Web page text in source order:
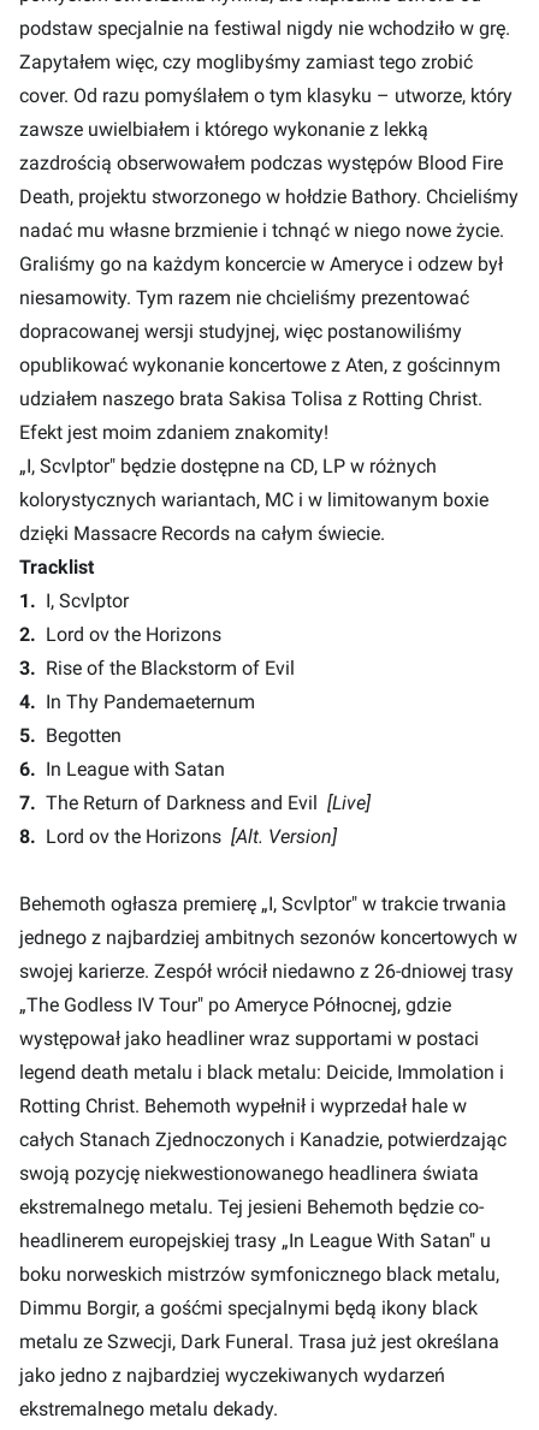
podstaw specjalnie na festiwal nigdy nie wchodziło w grę.
Zapytałem więc, czy moglibyśmy zamiast tego zrobić
cover. Od razu pomyślałem o tym klasyku – utworze, który
zawsze uwielbiałem i którego wykonanie z lekką
zazdrością obserwowałem podczas występów Blood Fire
Death, projektu stworzonego w hołdzie Bathory. Chcieliśmy
nadać mu własne brzmienie i tchnąć w niego nowe życie.
Graliśmy go na każdym koncercie w Ameryce i odzew był
niesamowity. Tym razem nie chcieliśmy prezentować
dopracowanej wersji studyjnej, więc postanowiliśmy
opublikować wykonanie koncertowe z Aten, z gościnnym
udziałem naszego brata Sakisa Tolisa z Rotting Christ.
Efekt jest moim zdaniem znakomity!
„I, Scvlptor" będzie dostępne na CD, LP w różnych
kolorystycznych wariantach, MC i w limitowanym boxie
dzięki Massacre Records na całym świecie.
Tracklist
1. I, Scvlptor
2. Lord ov the Horizons
3. Rise of the Blackstorm of Evil
4. In Thy Pandemaeternum
5. Begotten
6. In League with Satan
7. The Return of Darkness and Evil [Live]
8. Lord ov the Horizons [Alt. Version]
Behemoth ogłasza premierę „I, Scvlptor" w trakcie trwania
jednego z najbardziej ambitnych sezonów koncertowych w
swojej karierze. Zespół wrócił niedawno z 26-dniowej trasy
„The Godless IV Tour" po Ameryce Północnej, gdzie
występował jako headliner wraz supportami w postaci
legend death metalu i black metalu: Deicide, Immolation i
Rotting Christ. Behemoth wypełnił i wyprzedał hale w
całych Stanach Zjednoczonych i Kanadzie, potwierdzając
swoją pozycję niekwestionowanego headlinera świata
ekstremalnego metalu. Tej jesieni Behemoth będzie co-
headlinerem europejskiej trasy „In League With Satan" u
boku norweskich mistrzów symfonicznego black metalu,
Dimmu Borgir, a gośćmi specjalnymi będą ikony black
metalu ze Szwecji, Dark Funeral. Trasa już jest określana
jako jedno z najbardziej wyczekiwanych wydarzeń
ekstremalnego metalu dekady.